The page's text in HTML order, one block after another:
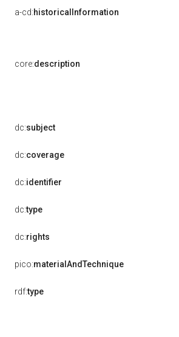
a-cd:historicalInformation
core:description
dc:subject
dc:coverage
dc:identifier
dc:type
dc:rights
pico:materialAndTechnique
rdf:type